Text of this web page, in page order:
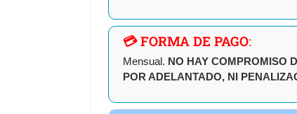
💳 FORMA DE PAGO:
Mensual. NO HAY COMPROMISO
POR ADELANTADO, NI